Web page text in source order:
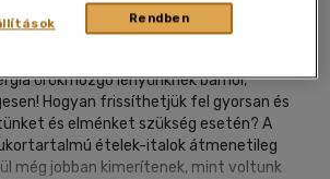
magyar nyelvű|puhatáblás,
oldal
örökmozgó lényünknek bárhol,
Hogyan frissíthetjük fel gyorsan és
és elménket szükség esetén? A
ételek-italok átmenetileg
még jobban kimerítenek, mint voltunk
Rendben